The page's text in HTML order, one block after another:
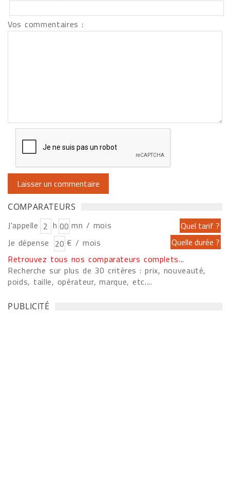
Vos commentaires :
COMPARATEURS
J'appelle h
mn / mois
Je dépense
€ / mois
Retrouvez tous nos comparateurs complets...
Recherche sur plus de 30 critères : prix, nouveauté,
poids, taille, opérateur, marque, etc....
PUBLICITÉ